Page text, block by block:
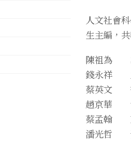
人文社會
生主編，
陳祖為
錢永祥 主
蔡英文 從
趙京華 世
蔡孟翰 東
潘光哲 青